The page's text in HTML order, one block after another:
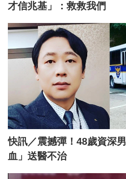
才信兆基」：救救我們
快訊／震撼彈！48歲資深
血」送醫不治